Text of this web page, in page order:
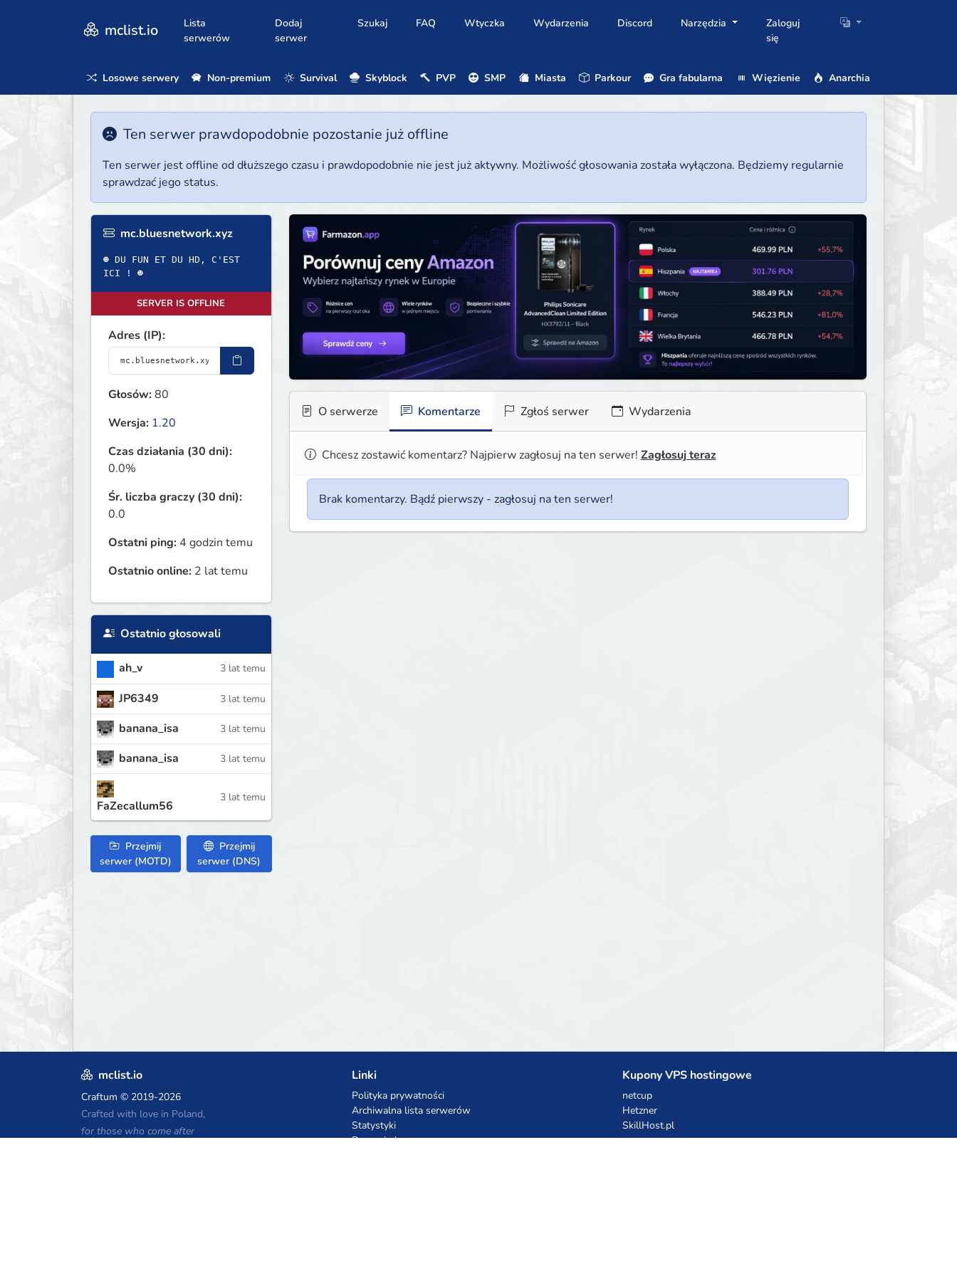
mclist.io
Lista
serwerów
Dodaj
serwer
Szukaj FAQ Wtyczka Wydarzenia Discord Narzędzia
Zaloguj
się
Losowe serwery Non-premium Survival Skyblock PVP SMP Miasta Parkour Gra fabularna Więzienie Anarchia
Ten serwer prawdopodobnie pozostanie już offline
Ten serwer jest offline od dłuższego czasu i prawdopodobnie nie jest już aktywny. Możliwość głosowania została wyłączona. Będziemy regularnie
sprawdzać jego status.
mc.bluesnetwork.xyz
☻ DU FUN ET DU HD, C'EST
ICI ! ☻
SERVER IS OFFLINE
Adres (IP):
Głosów:80
Wersja: 1.20
Czas działania (30 dni):
0.0%
Śr. liczba graczy (30 dni):
0.0
Ostatni ping: 4 godzin temu
Ostatnio online: 2 lat temu
Ostatnio głosowali
ah_v 3 lat temu
JP6349 3 lat temu
banana_isa 3 lat temu
banana_isa 3 lat temu
FaZecallum56
3 lat temu
Przejmij
serwer (MOTD)
Przejmij
serwer (DNS)
O serwerze Komentarze Zgłoś serwer Wydarzenia
Chcesz zostawić komentarz? Najpierw zagłosuj na ten serwer! Zagłosuj teraz
Brak komentarzy. Bądź pierwszy - zagłosuj na ten serwer!
mclist.io
Craftum © 2019-2026
Crafted with love in Poland,
for those who come after
Linki
Polityka prywatności
Archiwalna lista serwerów
Statystyki
Baza wiedzy
Kupony VPS hostingowe
netcup
Hetzner
SkillHost.pl